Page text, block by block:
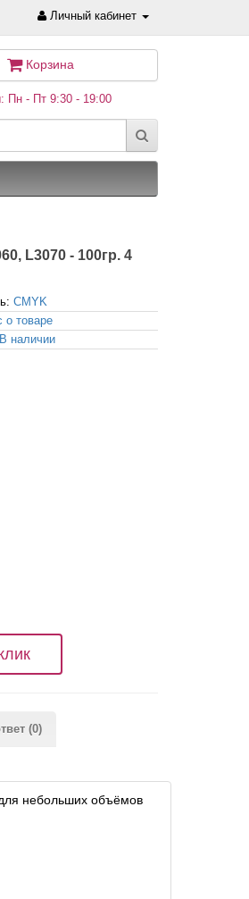
Личный кабинет
Корзина
Пн - Пт 9:30 - 19:00
L3070 - 100гр. 4
CMYK
о товаре
В наличии
(0)
небольших объёмов